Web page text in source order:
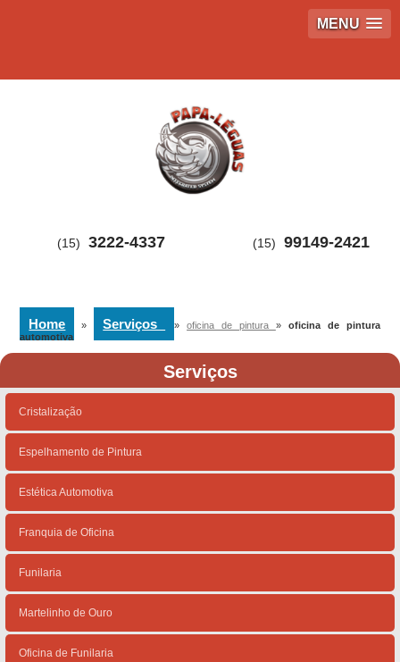
MENU
(15) 3222-4337 (15) 99149-2421
Home » Serviços »oficina de pintura » oficina de pintura
automotiva
Serviços
Cristalização
Espelhamento de Pintura
Estética Automotiva
Franquia de Oficina
Funilaria
Martelinho de Ouro
Oficina de Funilaria